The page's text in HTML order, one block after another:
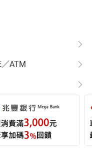
ATM